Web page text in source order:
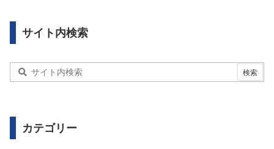
サイト内検索
カテゴリー